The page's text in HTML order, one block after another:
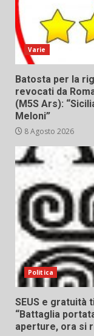
Varie
Batosta per la
revocati da
(M5S Ars):
Meloni”
8 Agosto 2026
Politica
SEUS e gratuità
“Battaglia
aperture, ora si